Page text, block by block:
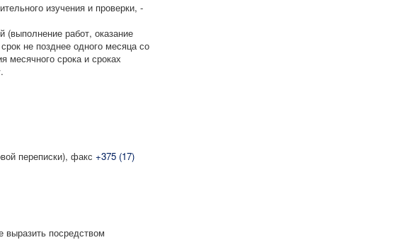
изучения и проверки, -
работ, оказание
не позднее одного месяца со
срока и сроках
переписки), факс +375 (17)
посредством